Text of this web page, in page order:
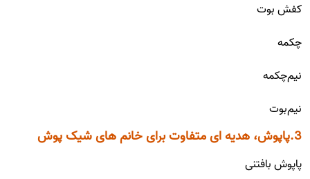
کفش بوت
چکمه
نیم‌چکمه
نیم‌بوت
3.پاپوش، هدیه ای متفاوت برای خانم های شیک پوش
پاپوش بافتنی